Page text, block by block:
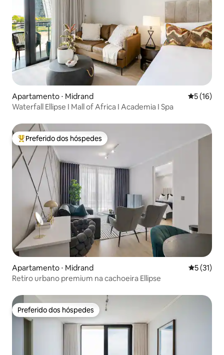
Apartamento ⋅ Midrand 5 de uma
5 (16)
Waterfall Ellipse I Mall of Africa I Academia I Spa
Entre os melhores preferidos dos hóspedes
Preferido dos hóspedes
Apartamento ⋅ Midrand 5 de uma
5 (31)
Retiro urbano premium na cachoeira Ellipse
Preferido dos hóspedes
Preferido dos hóspedes